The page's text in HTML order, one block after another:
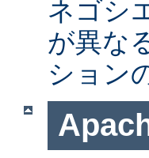
ネゴシ
が異な
ション